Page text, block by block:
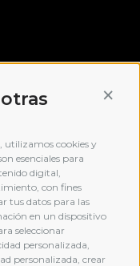
utilizamos cookies y
esenciales para
digital,
con fines
tus datos para las
en un dispositivo
seleccionar
personalizada,
personalizada, crear